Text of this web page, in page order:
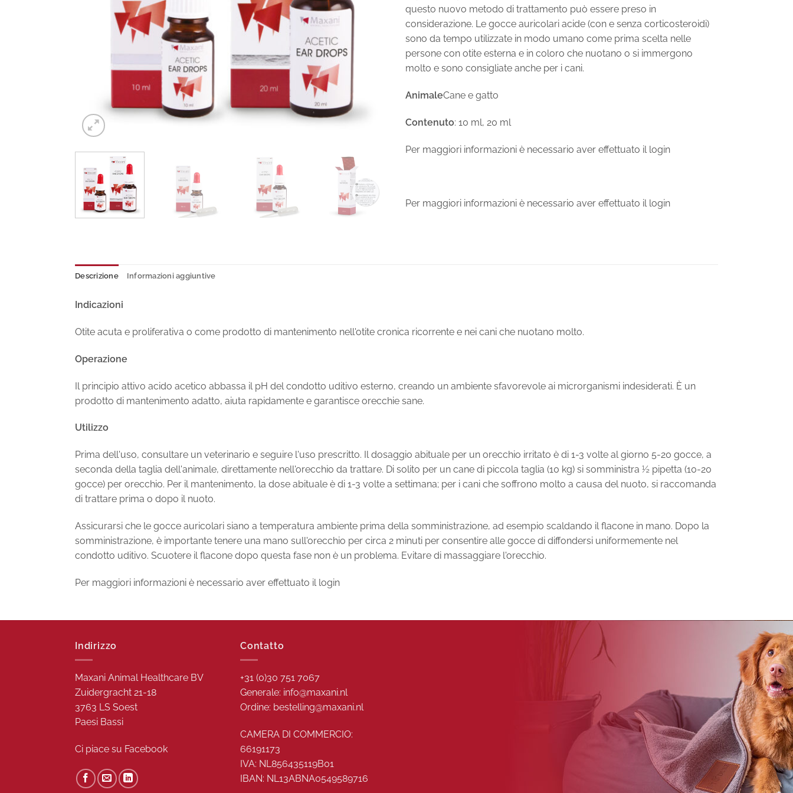
questo nuovo metodo di trattamento può essere preso in
considerazione. Le gocce auricolari acide (con e senza corticosteroidi)
sono da tempo utilizzate in modo umano come prima scelta nelle
persone con otite esterna e in coloro che nuotano o si immergono
molto e sono consigliate anche per i cani.
AnimaleCane e gatto
Contenuto: 10 ml, 20 ml
Per maggiori informazioni è necessario aver effettuato il login
Per maggiori informazioni è necessario aver effettuato il login
Descrizione Informazioni aggiuntive
Indicazioni
Otite acuta e proliferativa o come prodotto di mantenimento nell'otite cronica ricorrente e nei cani che nuotano molto.
Operazione
Il principio attivo acido acetico abbassa il pH del condotto uditivo esterno, creando un ambiente sfavorevole ai microrganismi indesiderati. È un
prodotto di mantenimento adatto, aiuta rapidamente e garantisce orecchie sane.
Utilizzo
Prima dell'uso, consultare un veterinario e seguire l'uso prescritto. Il dosaggio abituale per un orecchio irritato è di 1-3 volte al giorno 5-20 gocce, a
seconda della taglia dell'animale, direttamente nell'orecchio da trattare. Di solito per un cane di piccola taglia (10 kg) si somministra ½ pipetta (10-20
gocce) per orecchio. Per il mantenimento, la dose abituale è di 1-3 volte a settimana; per i cani che soffrono molto a causa del nuoto, si raccomanda
di trattare prima o dopo il nuoto.
Assicurarsi che le gocce auricolari siano a temperatura ambiente prima della somministrazione, ad esempio scaldando il flacone in mano. Dopo la
somministrazione, è importante tenere una mano sull'orecchio per circa 2 minuti per consentire alle gocce di diffondersi uniformemente nel
condotto uditivo. Scuotere il flacone dopo questa fase non è un problema. Evitare di massaggiare l'orecchio.
Per maggiori informazioni è necessario aver effettuato il login
Indirizzo
Maxani Animal Healthcare BV
Zuidergracht 21-18
3763 LS Soest
Paesi Bassi
Ci piace su Facebook
Contatto
+31 (0)30 751 7067
Generale: info@maxani.nl
Ordine: bestelling@maxani.nl
CAMERA DI COMMERCIO:
66191173
IVA: NL856435119B01
IBAN: NL13ABNA0549589716